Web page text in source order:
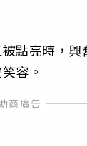
點亮時，
容。